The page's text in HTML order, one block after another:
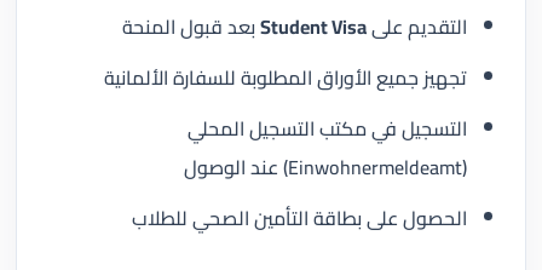
التقديم علىStudent Visaبعد قبول المنحة
تجهيز جميع الأوراق المطلوبة للسفارة الألمانية
التسجيل في مكتب التسجيل المحلي
(Einwohnermeldeamt) عند الوصول
الحصول على بطاقة التأمين الصحي للطلاب